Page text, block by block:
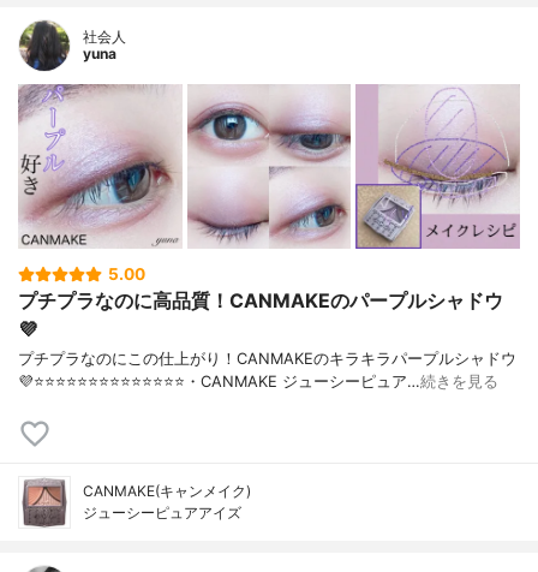
社会人
yuna
5.00
プチプラなのに高品質！CANMAKEのパープルシャドウ
💜
プチプラなのにこの仕上がり！CANMAKEのキラキラパープルシャドウ
💜⭐️⭐️⭐️⭐️⭐️⭐️⭐️⭐️⭐️⭐️⭐️⭐️⭐️⭐️・CANMAKE ジューシーピュア…続きを見る
CANMAKE(キャンメイク)
ジューシーピュアアイズ